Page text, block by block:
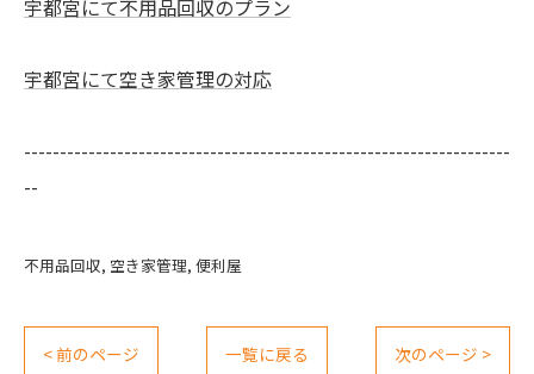
宇都宮にて不用品回収のプラン
宇都宮にて空き家管理の対応
--------------------------------------------------------------------
--
不用品回収 空き家管理 便利屋
< 前のページ 一覧に戻る 次のページ >